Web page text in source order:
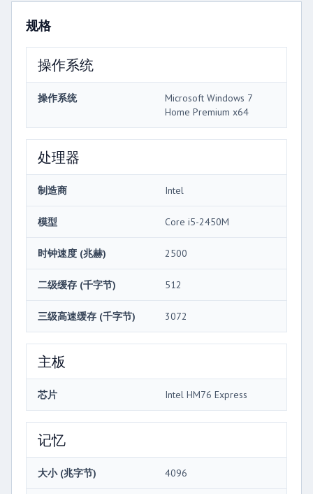
规格
操作系统
操作系统
Microsoft Windows 7
Home Premium x64
处理器
制造商 Intel
模型 Core i5-2450M
时钟速度 (兆赫) 2500
二级缓存 (千字节) 512
三级高速缓存 (千字节) 3072
主板
芯片 Intel HM76 Express
记忆
大小 (兆字节) 4096